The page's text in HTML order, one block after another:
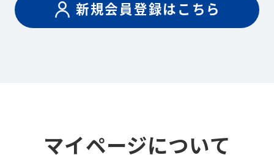
新規会員登録はこちら
マイページについて